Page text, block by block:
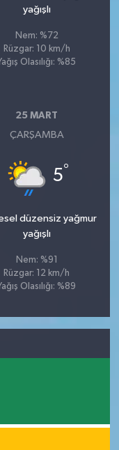
yağışlı
Nem: %72
Rüzgar: 10 km/h
Olasılığı: %85
25 MART
ÇARŞAMBA
5°
düzensiz yağmur
yağışlı
Nem: %91
Rüzgar: 12 km/h
Olasılığı: %89